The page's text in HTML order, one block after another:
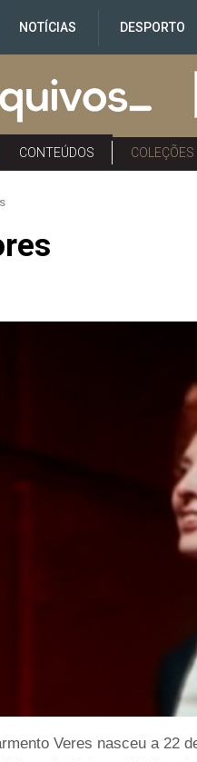
NOTÍCIAS DESPORTO
CONTEÚDOS COLEÇÕES
Veres nasceu a 22